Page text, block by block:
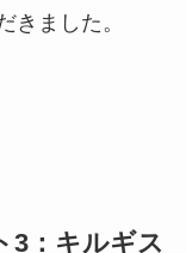
きました。
3：キルギス